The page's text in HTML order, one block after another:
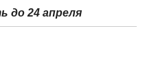
до 24 апреля